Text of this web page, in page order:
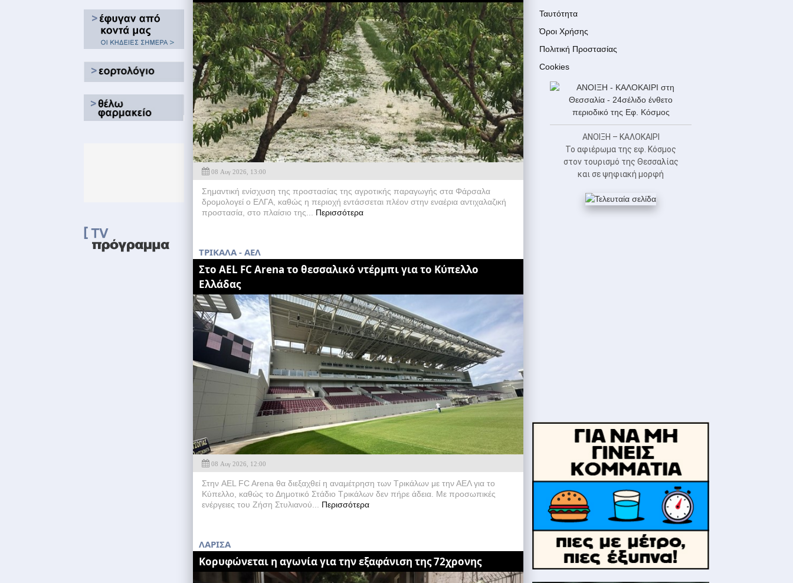
08 Αυγ 2026, 13:00
Σημαντική ενίσχυση της προστασίας της αγροτικής παραγωγής στα Φάρσαλα
δρομολογεί ο ΕΛΓΑ, καθώς η περιοχή εντάσσεται πλέον στην εναέρια αντιχαλαζική
προστασία, στο πλαίσιο της... Περισσότερα
TΡΙΚΑΛΑ - ΑΕΛ
Στο AEL FC Arena το θεσσαλικό ντέρμπι για το Κύπελλο
Ελλάδας
08 Αυγ 2026, 12:00
Στην AEL FC Arena θα διεξαχθεί η αναμέτρηση των Τρικάλων με την ΑΕΛ για το
Κύπελλο, καθώς το Δημοτικό Στάδιο Τρικάλων δεν πήρε άδεια. Με προσωπικές
ενέργειες του Ζήση Στυλιανού... Περισσότερα
ΛΑΡΙΣΑ
Κορυφώνεται η αγωνία για την εξαφάνιση της 72χρονης
Ταυτότητα
Όροι Χρήσης
Πολιτική Προστασίας
Cookies
ΑΝΟΙΞΗ – ΚΑΛΟΚΑΙΡΙ
Το αφιέρωμα της εφ. Κόσμος
στον τουρισμό της Θεσσαλίας
και σε ψηφιακή μορφή